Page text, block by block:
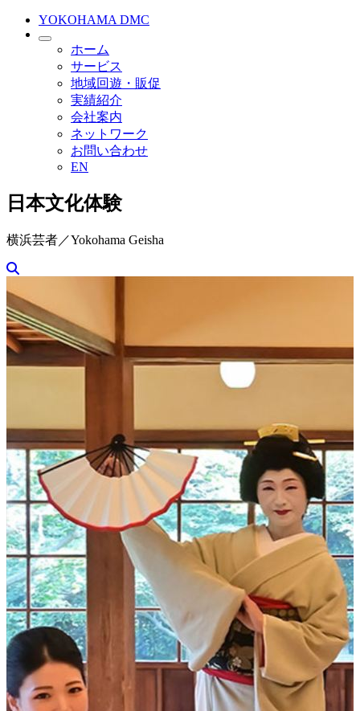
YOKOHAMA DMC
ホーム
サービス
地域回遊・販促
実績紹介
会社案内
ネットワーク
お問い合わせ
EN
日本文化体験
横浜芸者／Yokohama Geisha